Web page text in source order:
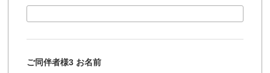
ご同伴者様3 お名前